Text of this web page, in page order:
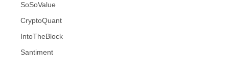
SoSoValue
CryptoQuant
IntoTheBlock
Santiment